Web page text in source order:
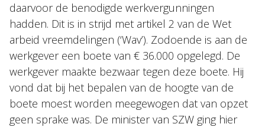
daarvoor de benodigde werkvergunningen
hadden. Dit is in strijd met artikel 2 van de Wet
arbeid vreemdelingen (‘Wav’). Zodoende is aan de
werkgever een boete van € 36.000 opgelegd. De
werkgever maakte bezwaar tegen deze boete. Hij
vond dat bij het bepalen van de hoogte van de
boete moest worden meegewogen dat van opzet
geen sprake was. De minister van SZW ging hier